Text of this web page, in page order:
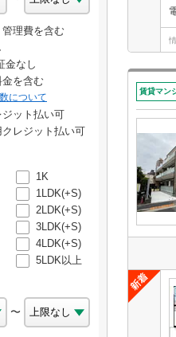
理費を含む
金なし
を含む
について
ット払い可
レジット払い可
1K
1LDK(+S)
2LDK(+S)
3LDK(+S)
4LDK(+S)
5LDK以上
〜
賃貸マン